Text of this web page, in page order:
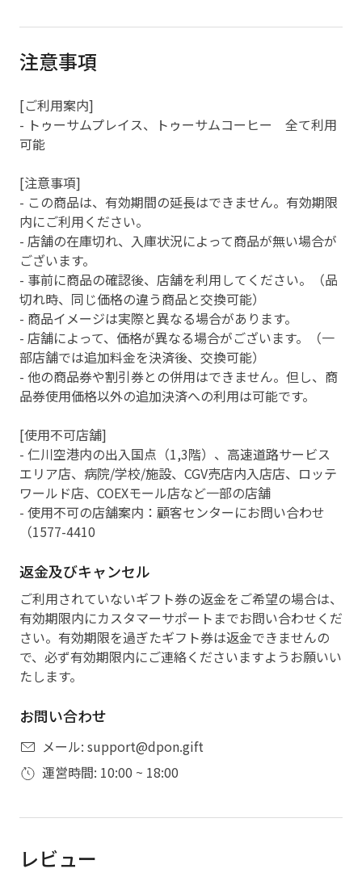
注意事項
[ご利用案内]
- トゥーサムプレイス、トゥーサムコーヒー 全て利用
可能
[注意事項]
- この商品は、有効期間の延長はできません。有効期限
内にご利用ください。
- 店舗の在庫切れ、入庫状況によって商品が無い場合が
ございます。
- 事前に商品の確認後、店舗を利用してください。（品
切れ時、同じ価格の違う商品と交換可能）
- 商品イメージは実際と異なる場合があります。
- 店舗によって、価格が異なる場合がございます。（一
部店舗では追加料金を決済後、交換可能）
- 他の商品券や割引券との併用はできません。但し、商
品券使用価格以外の追加決済への利用は可能です。
[使用不可店舗]
- 仁川空港内の出入国点（1,3階）、高速道路サービス
エリア店、病院/学校/施設、CGV売店内入店店、ロッテ
ワールド店、COEXモール店など一部の店舗
- 使用不可の店舗案内：顧客センターにお問い合わせ
（1577-4410
返金及びキャンセル
ご利用されていないギフト券の返金をご希望の場合は、
有効期限内にカスタマーサポートまでお問い合わせくだ
さい。有効期限を過ぎたギフト券は返金できませんの
で、必ず有効期限内にご連絡くださいますようお願いい
たします。
お問い合わせ
メール: support@dpon.gift
運営時間: 10:00 ~ 18:00
レビュー